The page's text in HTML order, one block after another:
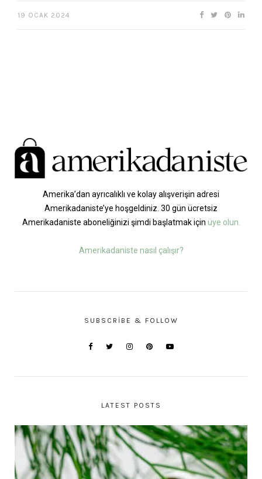
19 OCAK 2024
Amerika’dan ayrıcalıklı ve kolay alışverişin adresi
Amerikadaniste’ye hoşgeldiniz. 30 gün ücretsiz
Amerikadaniste aboneliğinizi şimdi başlatmak için üye olun.
Amerikadaniste nasıl çalışır?
SUBSCRIBE & FOLLOW
LATEST POSTS